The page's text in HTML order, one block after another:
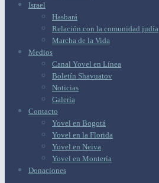
Israel
Hasbará
Relación con la comunidad judía
Marcha de la Vida
Medios
Canal Yovel en Línea
Boletín Shavuatov
Noticias
Galería
Contacto
Yovel en Bogotá
Yovel en la Florida
Yovel en Neiva
Yovel en Montería
Donaciones